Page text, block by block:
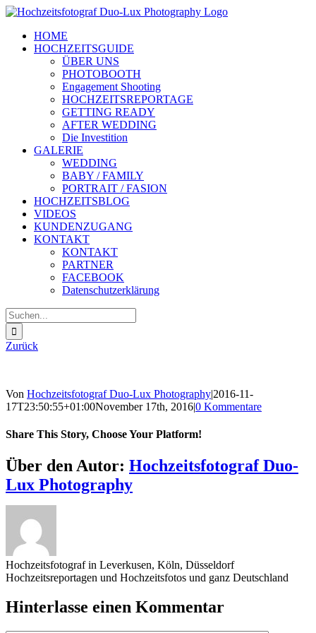
Zum
springenHOME
HOCHZEITSGUIDE
ÜBER UNS
PHOTOBOOTH
Engagement Shooting
HOCHZEITSREPORTAGE
GETTING READY
AFTER WEDDING
Die Investition
GALERIE
WEDDING
BABY / FAMILY
PORTRAIT / FASION
HOCHZEITSBLOG
VIDEOS
KUNDENZUGANG
KONTAKT
KONTAKT
PARTNER
FACEBOOK
Datenschutzerklärung
Suche
nach:
Zurück
Von Hochzeitsfotograf Duo-Lux Photography|2016-11-
17T23:50:55+01:00November 17th, 2016|0 Kommentare
Share This Story, Choose Your Platform!
Sharing_facebook
Sharing_twitter
Sharing_reddit
Über den Autor: Hochzeitsfotograf Duo-
Lux Photography
Hochzeitsfotograf in Leverkusen, Köln, Düsseldorf
Hochzeitsreportagen und Hochzeitsfotos und ganz Deutschland
Hinterlasse einen Kommentar